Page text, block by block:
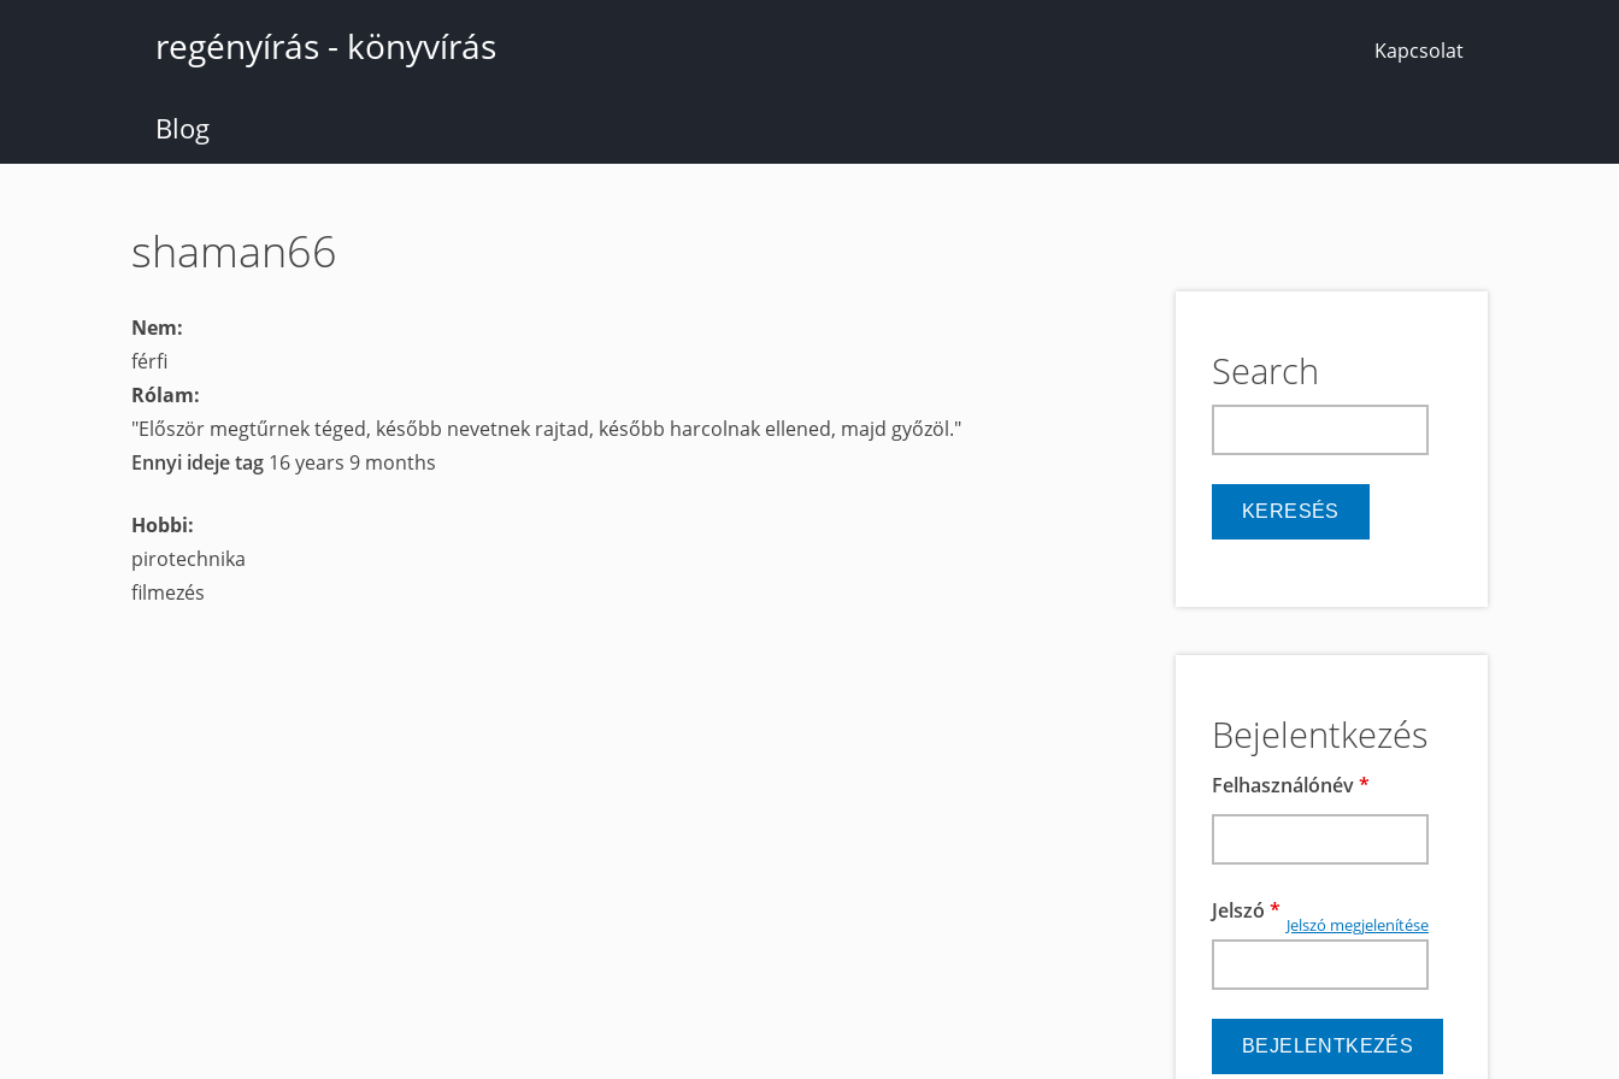
regényírás - könyvírás Kapcsolat
Blog
shaman66
Nem:
férfi
Rólam:
"Először megtűrnek téged, később nevetnek rajtad, később harcolnak ellened, majd győzöl."
Ennyi ideje tag 16 years 9 months
Hobbi:
pirotechnika
filmezés
Search
Bejelentkezés
Felhasználónév*
Jelszó *
Jelszó megjelenítése